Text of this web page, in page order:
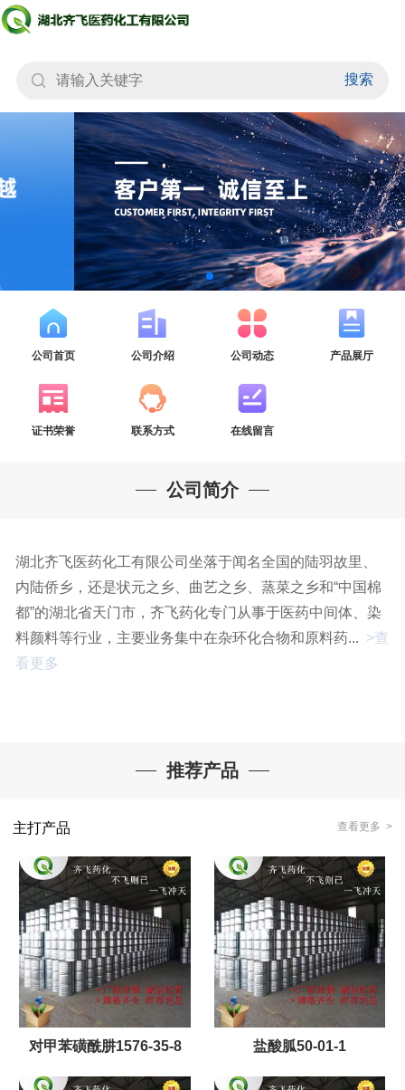
搜索
公司首页 公司介绍 公司动态 产品展厅
证书荣誉 联系方式 在线留言
公司简介
湖北齐飞医药化工有限公司坐落于闻名全国的陆羽故里、
内陆侨乡，还是状元之乡、曲艺之乡、蒸菜之乡和“中国棉
都”的湖北省天门市，齐飞药化专门从事于医药中间体、染
料颜料等行业，主要业务集中在杂环化合物和原料药... >查
看更多
推荐产品
主打产品 查看更多 >
对甲苯磺酰肼1576-35-8 盐酸胍50-01-1